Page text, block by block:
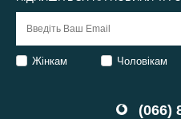
(066)
Жінкам Чоловікам